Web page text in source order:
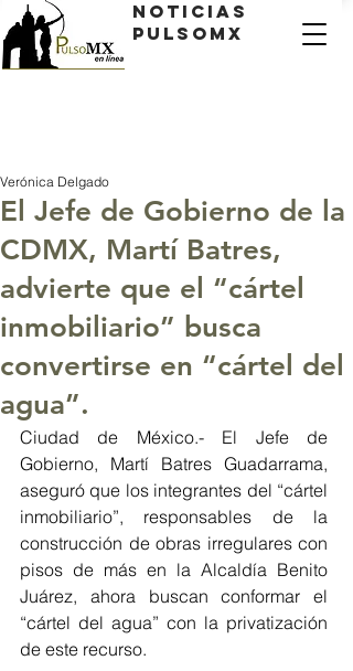
Noticias
PulsoMX
El Jefe de Gobierno de la
CDMX, Martí Batres,
advierte que el “cártel
inmobiliario” busca
convertirse en “cártel del
agua”.
Verónica Delgado
Ciudad de México.- El Jefe de
Gobierno, Martí Batres Guadarrama,
aseguró que los integrantes del “cártel
inmobiliario”, responsables de la
construcción de obras irregulares con
pisos de más en la Alcaldía Benito
Juárez, ahora buscan conformar el
“cártel del agua” con la privatización
de este recurso.